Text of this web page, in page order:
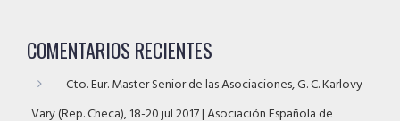
COMENTARIOS RECIENTES
Cto. Eur. Master Senior de las Asociaciones, G. C. Karlovy
Vary (Rep. Checa), 18-20 jul 2017 | Asociación Española de